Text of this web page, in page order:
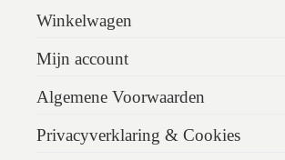
Winkelwagen
Mijn account
Algemene Voorwaarden
Privacyverklaring & Cookies